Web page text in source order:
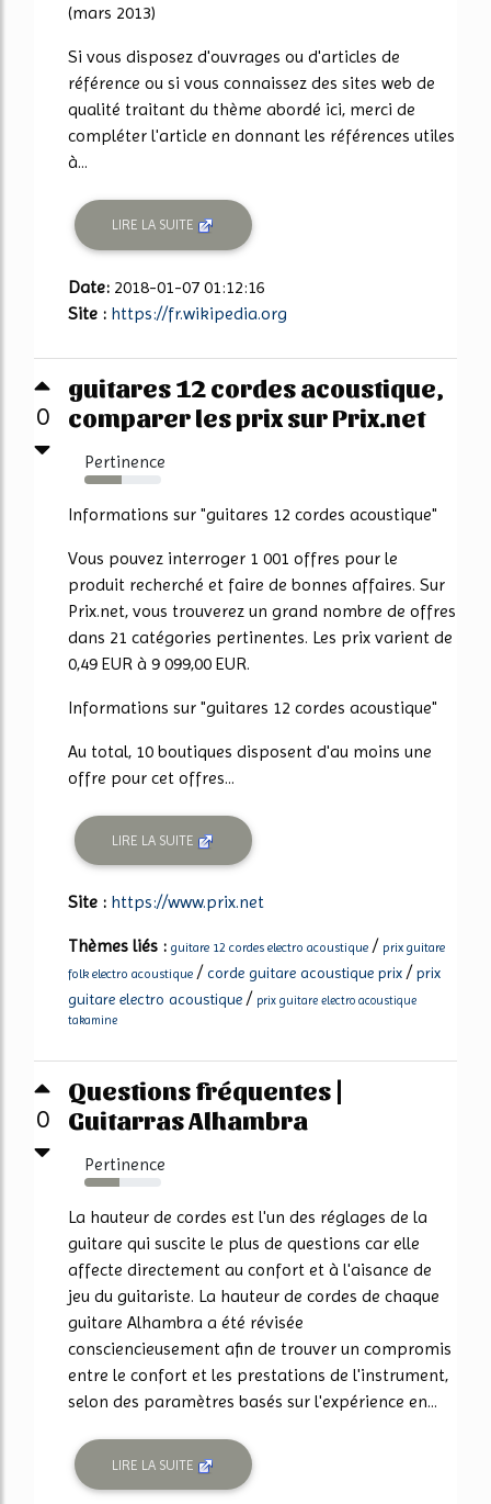
(mars 2013)
Si vous disposez d'ouvrages ou d'articles de
référence ou si vous connaissez des sites web de
qualité traitant du thème abordé ici, merci de
compléter l'article en donnant les références utiles
à...
LIRE LA SUITE
Date: 2018-01-07 01:12:16
Site : https://fr.wikipedia.org
0
guitares 12 cordes acoustique,
comparer les prix sur Prix.net
Pertinence
48%
Informations sur "guitares 12 cordes acoustique"
Vous pouvez interroger 1 001 offres pour le
produit recherché et faire de bonnes affaires. Sur
Prix.net, vous trouverez un grand nombre de offres
dans 21 catégories pertinentes. Les prix varient de
0,49 EUR à 9 099,00 EUR.
Informations sur "guitares 12 cordes acoustique"
Au total, 10 boutiques disposent d'au moins une
offre pour cet offres...
LIRE LA SUITE
Site : https://www.prix.net
Thèmes liés : guitare 12 cordes electro acoustique / prix guitare
folk electro acoustique /corde guitare acoustique prix /prix
guitare electro acoustique / prix guitare electro acoustique
takamine
0
Questions fréquentes |
Guitarras Alhambra
Pertinence
45%
La hauteur de cordes est l'un des réglages de la
guitare qui suscite le plus de questions car elle
affecte directement au confort et à l'aisance de
jeu du guitariste. La hauteur de cordes de chaque
guitare Alhambra a été révisée
consciencieusement afin de trouver un compromis
entre le confort et les prestations de l'instrument,
selon des paramètres basés sur l'expérience en...
LIRE LA SUITE